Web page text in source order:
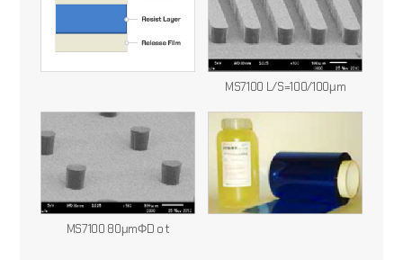
MS7100 L/S=100/100μm
MS7100 80μmΦD o t